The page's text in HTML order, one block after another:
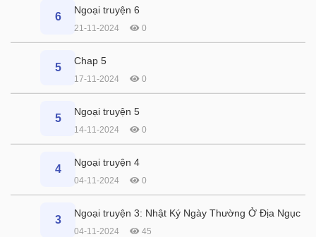
6
Ngoại truyện 6
21-11-2024 0
5
Chap 5
17-11-2024 0
5
Ngoại truyện 5
14-11-2024 0
4
Ngoại truyện 4
04-11-2024 0
3
Ngoại truyện 3: Nhật Ký Ngày Thường Ở Địa Ngục
04-11-2024 45